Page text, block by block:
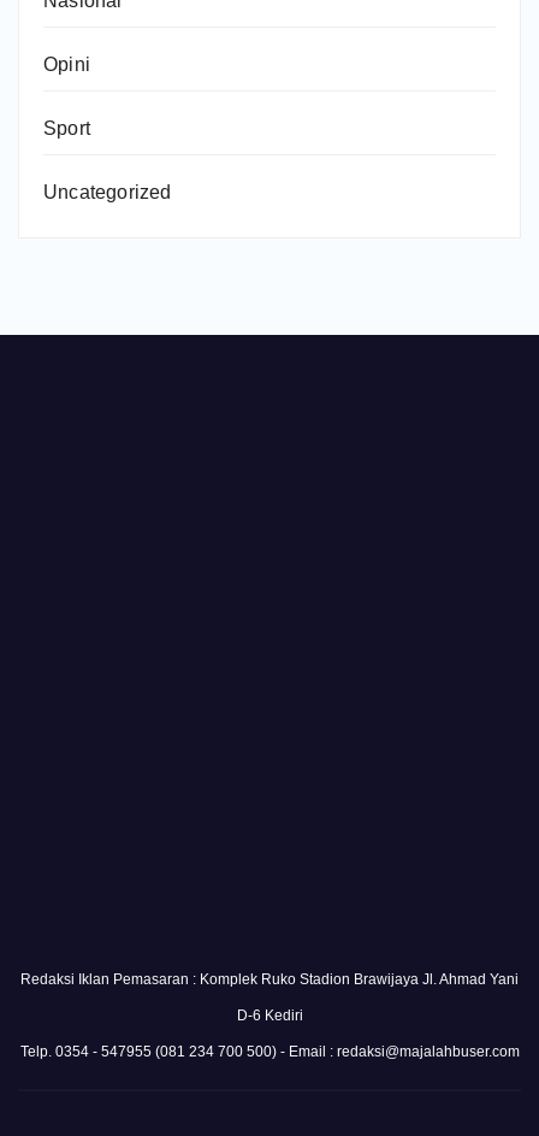
Opini
Sport
Uncategorized
Redaksi Iklan Pemasaran : Komplek Ruko Stadion Brawijaya Jl. Ahmad Yani
D-6 Kediri
Telp. 0354 - 547955 (081 234 700 500) - Email : redaksi@majalahbuser.com